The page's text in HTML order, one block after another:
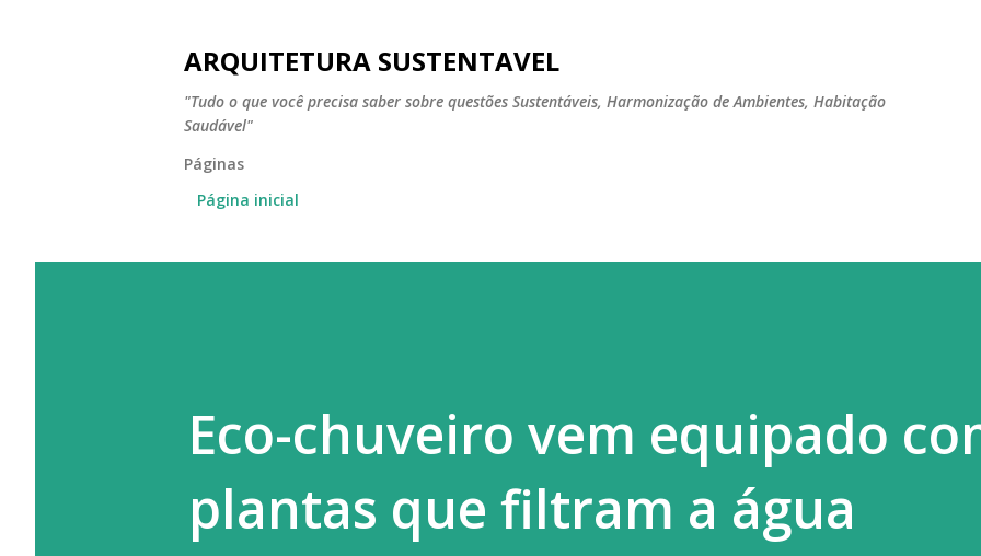
ARQUITETURA SUSTENTAVEL
"Tudo o que você precisa saber sobre questões Sustentáveis, Harmonização de Ambientes, Habitação
Saudável"
Páginas
Página inicial
Eco-chuveiro vem equipado
plantas que filtram a água